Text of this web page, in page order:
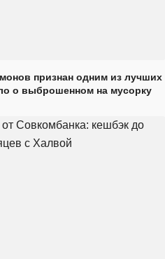
признан одним из лучших
о выброшенном на мусорку